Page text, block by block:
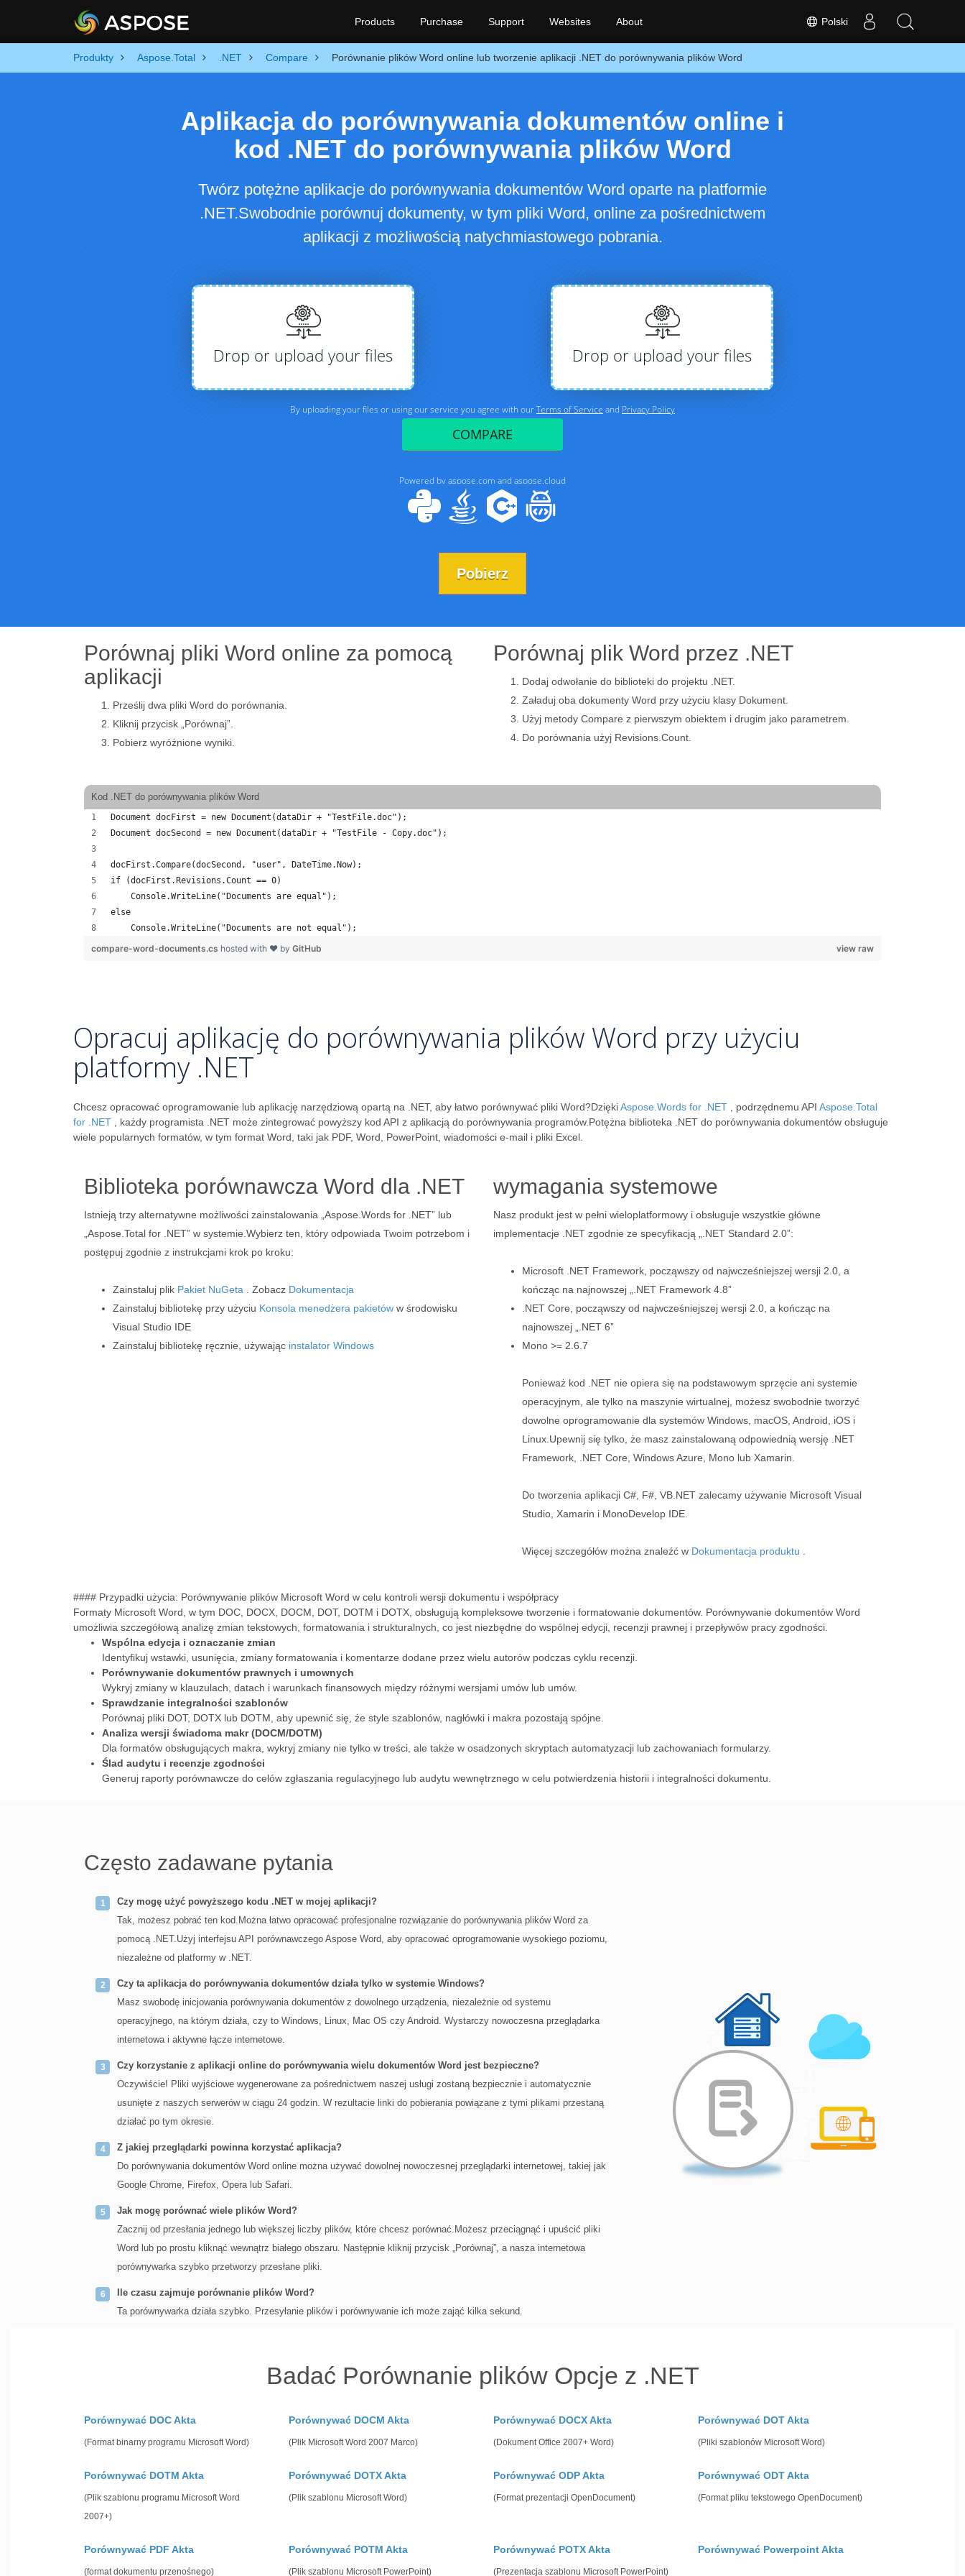
Polski
Products Purchase Support Websites About
Produkty Aspose.Total .NET Compare Porównanie plików Word online lub tworzenie aplikacji .NET do porównywania plików Word
Aplikacja do porównywania dokumentów online i
kod .NET do porównywania plików Word
Twórz potężne aplikacje do porównywania dokumentów Word oparte na platformie
.NET.Swobodnie porównuj dokumenty, w tym pliki Word, online za pośrednictwem
aplikacji z możliwością natychmiastowego pobrania.
Pobierz
Porównaj pliki Word online za pomocą
aplikacji
Prześlij dwa pliki Word do porównania.
Kliknij przycisk „Porównaj”.
Pobierz wyróżnione wyniki.
Porównaj plik Word przez .NET
Dodaj odwołanie do biblioteki do projektu .NET.
Załaduj oba dokumenty Word przy użyciu klasy Dokument.
Użyj metody Compare z pierwszym obiektem i drugim jako parametrem.
Do porównania użyj Revisions.Count.
Kod .NET do porównywania plików Word
Document docFirst = new Document(dataDir + "TestFile.doc");
Document docSecond = new Document(dataDir + "TestFile - Copy.doc");
docFirst.Compare(docSecond, "user", DateTime.Now);
if (docFirst.Revisions.Count == 0)
    Console.WriteLine("Documents are equal");
else
    Console.WriteLine("Documents are not equal");
view raw
compare-word-documents.cs hosted with ❤ by GitHub
Opracuj aplikację do porównywania plików Word przy użyciu
platformy .NET
Chcesz opracować oprogramowanie lub aplikację narzędziową opartą na .NET, aby łatwo porównywać pliki Word?DziękiAspose.Words for .NET , podrzędnemu API Aspose.Total
for .NET , każdy programista .NET może zintegrować powyższy kod API z aplikacją do porównywania programów.Potężna biblioteka .NET do porównywania dokumentów obsługuje
wiele popularnych formatów, w tym format Word, taki jak PDF, Word, PowerPoint, wiadomości e-mail i pliki Excel.
Biblioteka porównawcza Word dla .NET
Istnieją trzy alternatywne możliwości zainstalowania „Aspose.Words for .NET” lub
„Aspose.Total for .NET” w systemie.Wybierz ten, który odpowiada Twoim potrzebom i
postępuj zgodnie z instrukcjami krok po kroku:
Zainstaluj plik Pakiet NuGeta . Zobacz Dokumentacja
Zainstaluj bibliotekę przy użyciu Konsola menedżera pakietów w środowisku
Visual Studio IDE
Zainstaluj bibliotekę ręcznie, używając instalator Windows
wymagania systemowe
Nasz produkt jest w pełni wieloplatformowy i obsługuje wszystkie główne
implementacje .NET zgodnie ze specyfikacją „.NET Standard 2.0”:
Microsoft .NET Framework, począwszy od najwcześniejszej wersji 2.0, a
kończąc na najnowszej „.NET Framework 4.8”
.NET Core, począwszy od najwcześniejszej wersji 2.0, a kończąc na
najnowszej „.NET 6”
Mono >= 2.6.7
Ponieważ kod .NET nie opiera się na podstawowym sprzęcie ani systemie
operacyjnym, ale tylko na maszynie wirtualnej, możesz swobodnie tworzyć
dowolne oprogramowanie dla systemów Windows, macOS, Android, iOS i
Linux.Upewnij się tylko, że masz zainstalowaną odpowiednią wersję .NET
Framework, .NET Core, Windows Azure, Mono lub Xamarin.
Do tworzenia aplikacji C#, F#, VB.NET zalecamy używanie Microsoft Visual
Studio, Xamarin i MonoDevelop IDE.
Więcej szczegółów można znaleźć w Dokumentacja produktu
#### Przypadki użycia: Porównywanie plików Microsoft Word w celu kontroli wersji dokumentu i współpracy
Formaty Microsoft Word, w tym DOC, DOCX, DOCM, DOT, DOTM i DOTX, obsługują kompleksowe tworzenie i formatowanie dokumentów. Porównywanie dokumentów Word
umożliwia szczegółową analizę zmian tekstowych, formatowania i strukturalnych, co jest niezbędne do wspólnej edycji, recenzji prawnej i przepływów pracy zgodności.
Wspólna edycja i oznaczanie zmian
Identyfikuj wstawki, usunięcia, zmiany formatowania i komentarze dodane przez wielu autorów podczas cyklu recenzji.
Porównywanie dokumentów prawnych i umownych
Wykryj zmiany w klauzulach, datach i warunkach finansowych między różnymi wersjami umów lub umów.
Sprawdzanie integralności szablonów
Porównaj pliki DOT, DOTX lub DOTM, aby upewnić się, że style szablonów, nagłówki i makra pozostają spójne.
Analiza wersji świadoma makr (DOCM/DOTM)
Dla formatów obsługujących makra, wykryj zmiany nie tylko w treści, ale także w osadzonych skryptach automatyzacji lub zachowaniach formularzy.
Ślad audytu i recenzje zgodności
Generuj raporty porównawcze do celów zgłaszania regulacyjnego lub audytu wewnętrznego w celu potwierdzenia historii i integralności dokumentu.
Często zadawane pytania
Czy mogę użyć powyższego kodu .NET w mojej aplikacji?
Tak, możesz pobrać ten kod.Można łatwo opracować profesjonalne rozwiązanie do porównywania plików Word za
pomocą .NET.Użyj interfejsu API porównawczego Aspose Word, aby opracować oprogramowanie wysokiego poziomu,
niezależne od platformy w .NET.
Czy ta aplikacja do porównywania dokumentów działa tylko w systemie Windows?
Masz swobodę inicjowania porównywania dokumentów z dowolnego urządzenia, niezależnie od systemu
operacyjnego, na którym działa, czy to Windows, Linux, Mac OS czy Android. Wystarczy nowoczesna przeglądarka
internetowa i aktywne łącze internetowe.
Czy korzystanie z aplikacji online do porównywania wielu dokumentów Word jest bezpieczne?
Oczywiście! Pliki wyjściowe wygenerowane za pośrednictwem naszej usługi zostaną bezpiecznie i automatycznie
usunięte z naszych serwerów w ciągu 24 godzin. W rezultacie linki do pobierania powiązane z tymi plikami przestaną
działać po tym okresie.
Z jakiej przeglądarki powinna korzystać aplikacja?
Do porównywania dokumentów Word online można używać dowolnej nowoczesnej przeglądarki internetowej, takiej jak
Google Chrome, Firefox, Opera lub Safari.
Jak mogę porównać wiele plików Word?
Zacznij od przesłania jednego lub większej liczby plików, które chcesz porównać.Możesz przeciągnąć i upuścić pliki
Word lub po prostu kliknąć wewnątrz białego obszaru. Następnie kliknij przycisk „Porównaj”, a nasza internetowa
porównywarka szybko przetworzy przesłane pliki.
Ile czasu zajmuje porównanie plików Word?
Ta porównywarka działa szybko. Przesyłanie plików i porównywanie ich może zająć kilka sekund.
Badać Porównanie plików Opcje z .NET
Porównywać DOC Akta
(Format binarny programu Microsoft Word)
Porównywać DOCM Akta
(Plik Microsoft Word 2007 Marco)
Porównywać DOCX Akta
(Dokument Office 2007+ Word)
Porównywać DOT Akta
(Pliki szablonów Microsoft Word)
Porównywać DOTM Akta
(Plik szablonu programu Microsoft Word
2007+)
Porównywać DOTX Akta
(Plik szablonu Microsoft Word)
Porównywać ODP Akta
(Format prezentacji OpenDocument)
Porównywać ODT Akta
(Format pliku tekstowego OpenDocument)
Porównywać PDF Akta
(format dokumentu przenośnego)
Porównywać POTM Akta
(Plik szablonu Microsoft PowerPoint)
Porównywać POTX Akta
(Prezentacja szablonu Microsoft PowerPoint)
Porównywać Powerpoint Akta